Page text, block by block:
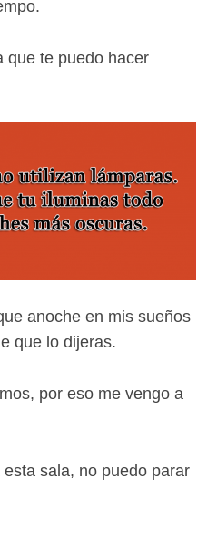
que te puedo hacer
anoche en mis sueños
que lo dijeras.
por eso me vengo a
sala, no puedo parar